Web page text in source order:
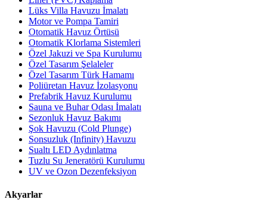
Lüks Villa Havuzu İmalatı
Motor ve Pompa Tamiri
Otomatik Havuz Örtüsü
Otomatik Klorlama Sistemleri
Özel Jakuzi ve Spa Kurulumu
Özel Tasarım Şelaleler
Özel Tasarım Türk Hamamı
Poliüretan Havuz İzolasyonu
Prefabrik Havuz Kurulumu
Sauna ve Buhar Odası İmalatı
Sezonluk Havuz Bakımı
Şok Havuzu (Cold Plunge)
Sonsuzluk (Infinity) Havuzu
Sualtı LED Aydınlatma
Tuzlu Su Jeneratörü Kurulumu
UV ve Ozon Dezenfeksiyon
Akyarlar